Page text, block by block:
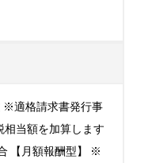
※適格請求書発行事
相当額を加算します
【月額報酬型】 ※